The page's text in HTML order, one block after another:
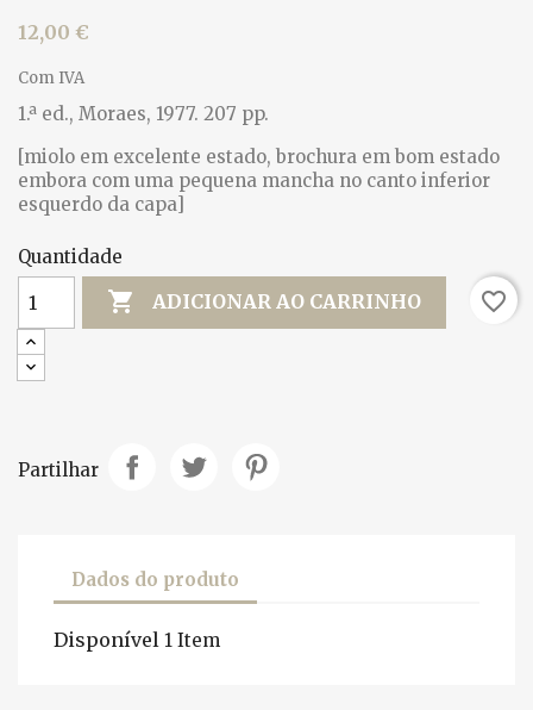
12,00 €
Com IVA
1.ª ed., Moraes, 1977. 207 pp.
[miolo em excelente estado, brochura em bom estado
embora com uma pequena mancha no canto inferior
esquerdo da capa]
Quantidade
 ADICIONAR AO CARRINHO favorite_border
Partilhar
Dados do produto
Disponível 1 Item